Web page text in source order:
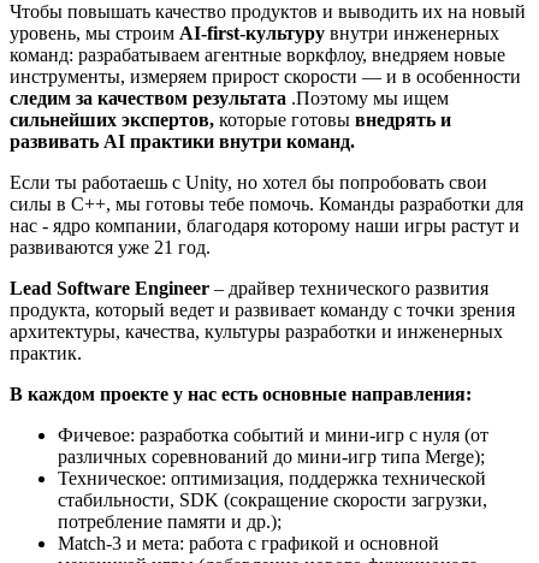
Чтобы повышать качество продуктов и выводить их на новый
уровень, мы строим AI-first-культуру внутри инженерных
команд: разрабатываем агентные воркфлоу, внедряем новые
инструменты, измеряем прирост скорости — и в особенности
следим за качеством результата .Поэтому мы ищем
сильнейших экспертов, которые готовы внедрять и
развивать AI практики внутри команд.
Если ты работаешь с Unity, но хотел бы попробовать свои
силы в С++, мы готовы тебе помочь. Команды разработки для
нас - ядро компании, благодаря которому наши игры растут и
развиваются уже 21 год.
Lead Software Engineer – драйвер технического развития
продукта, который ведет и развивает команду с точки зрения
архитектуры, качества, культуры разработки и инженерных
практик.
В каждом проекте у нас есть основные направления:
Фичевое: разработка событий и мини-игр с нуля (от
различных соревнований до мини-игр типа Merge);
Техническое: оптимизация, поддержка технической
стабильности, SDK (сокращение скорости загрузки,
потребление памяти и др.);
Match-3 и мета: работа с графикой и основной